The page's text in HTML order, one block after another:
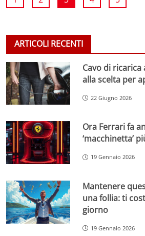
ARTICOLI RECENTI
Cavo di
alla scelta per
22 Giugno 2026
Ora Ferrari fa
‘macchinetta’
19 Gennaio 2026
Mantenere
una follia: ti
giorno
19 Gennaio 2026